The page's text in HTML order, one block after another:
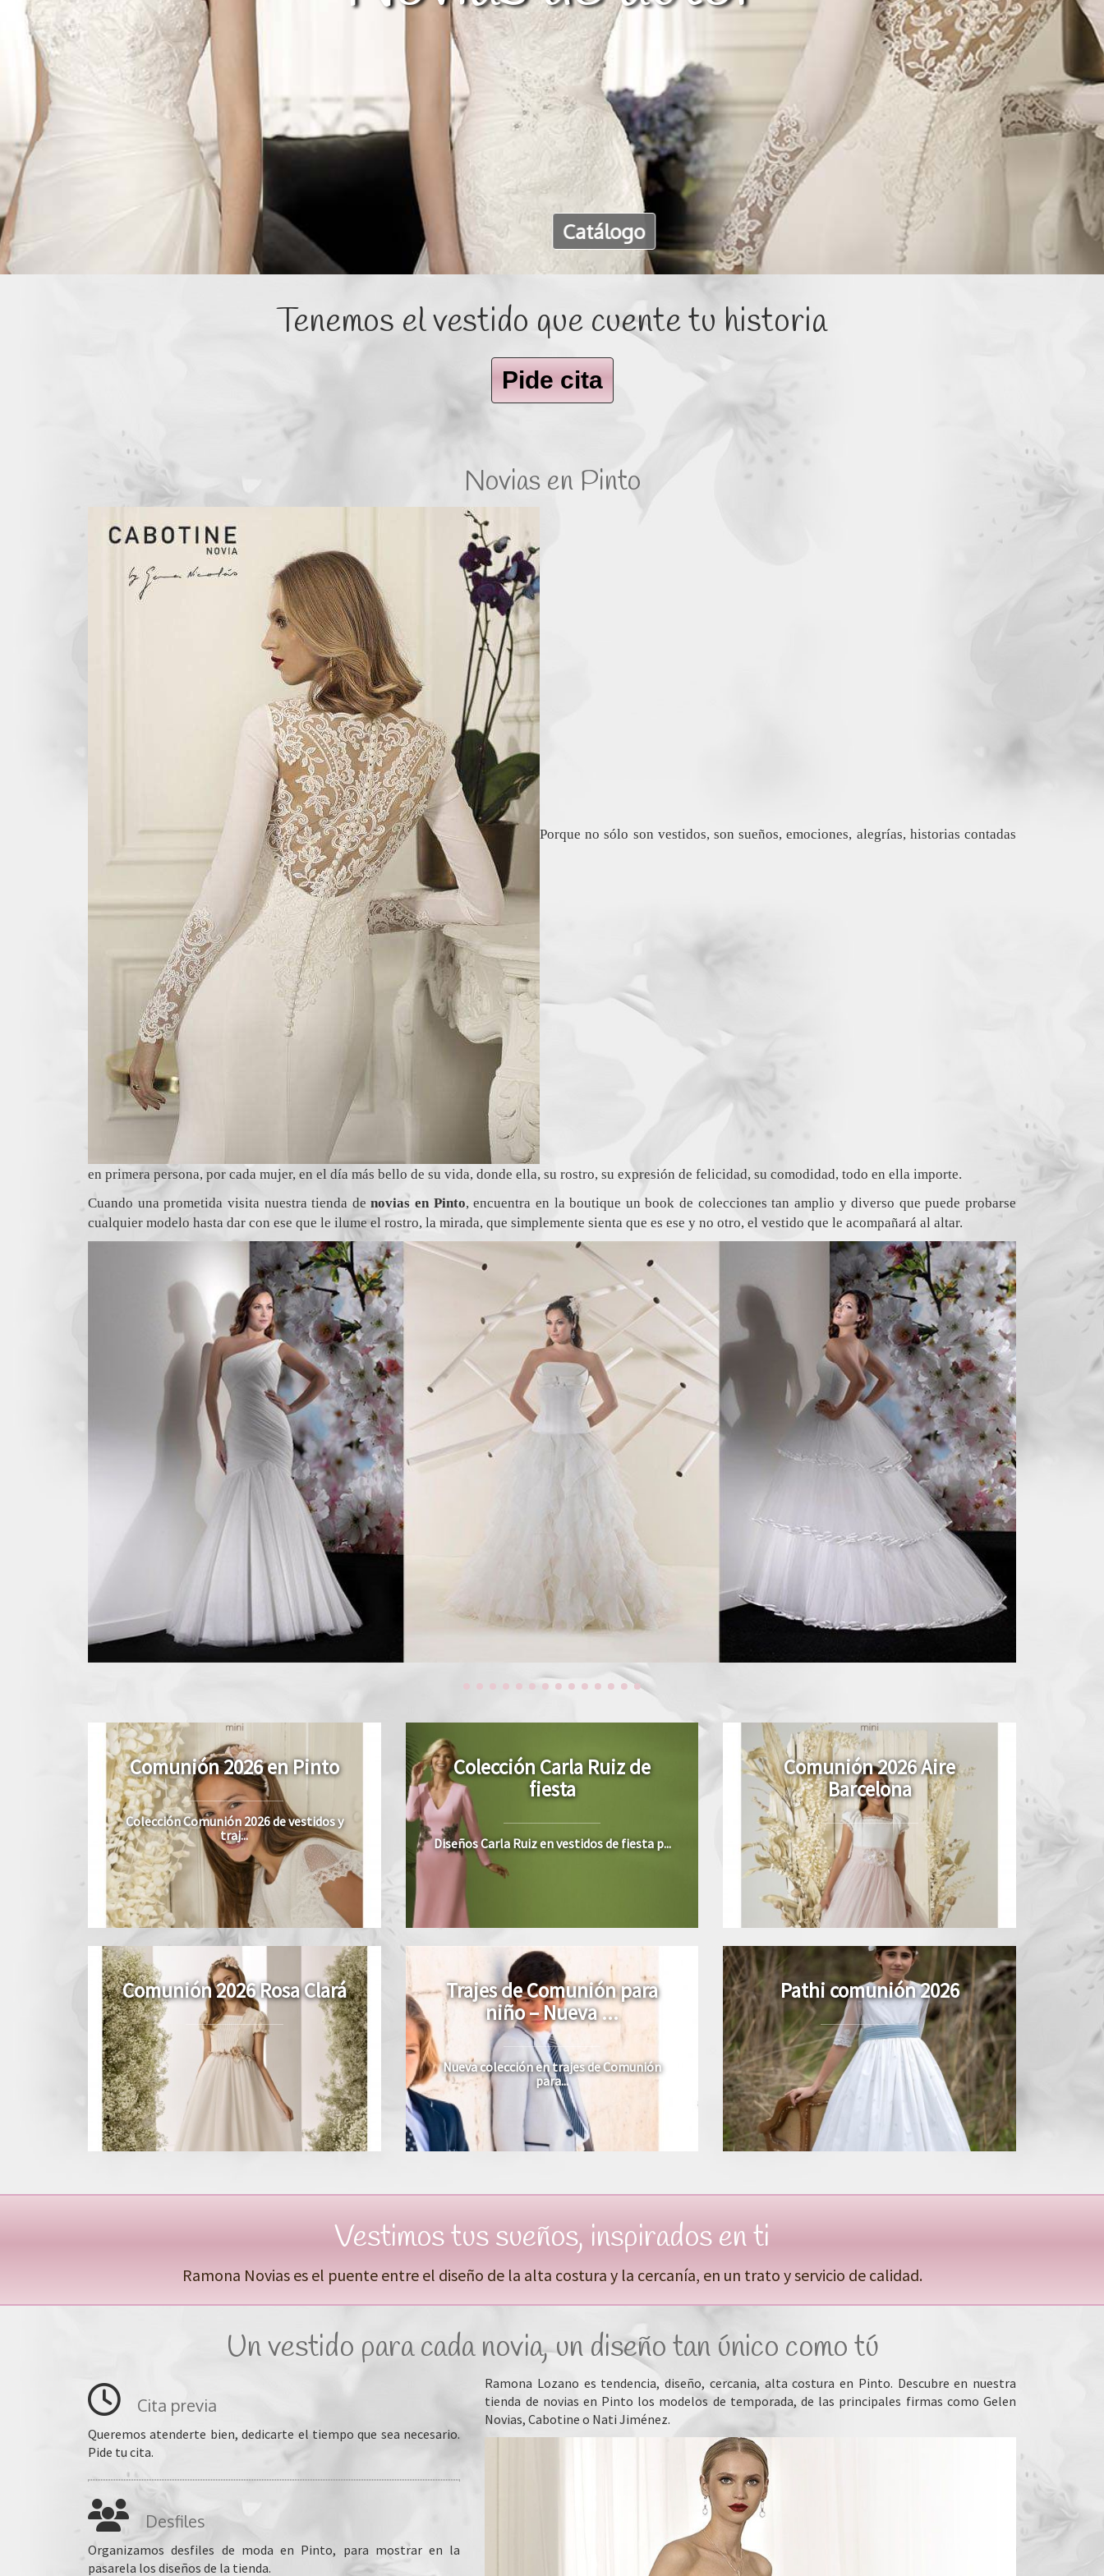
Catálogo
Tienda de novias en Pinto
Tenemos el vestido que cuente tu historia
Pide cita
Novias en Pinto
Porque no sólo son vestidos, son sueños, emociones, alegrías, historias contadas
en primera persona, por cada mujer, en el día más bello de su vida, donde ella, su rostro, su expresión de felicidad, su comodidad, todo en ella importe.
Cuando una prometida visita nuestra tienda denovias en Pinto, encuentra en la boutique un book de colecciones tan amplio y diverso que puede probarse
cualquier modelo hasta dar con ese que le ilume el rostro, la mirada, que simplemente sienta que es ese y no otro, el vestido que le acompañará al altar.
Comunión 2026 en Pinto
Colección Comunión 2026 de vestidos y
traj...
Colección Carla Ruiz de
fiesta
Diseños Carla Ruiz en vestidos de fiesta p...
Comunión 2026 Aire
Barcelona
Comunión 2026 Rosa Clará
Trajes de Comunión para
niño – Nueva ...
Nueva colección en trajes de Comunión
para...
Pathi comunión 2026
Vestimos tus sueños, inspirados en ti
Ramona Novias es el puente entre el diseño de la alta costura y la cercanía, en un trato y servicio de calidad.
Un vestido para cada novia, un diseño tan único como tú
Cita previa
Queremos atenderte bien, dedicarte el tiempo que sea necesario.
Pide tu cita.
Desfiles
Organizamos desfiles de moda en Pinto, para mostrar en la
pasarela los diseños de la tienda.
Ramona Lozano es tendencia, diseño, cercania, alta costura en Pinto. Descubre en nuestra
tienda de novias en Pinto los modelos de temporada, de las principales firmas como Gelen
Novias, Cabotine o Nati Jiménez.